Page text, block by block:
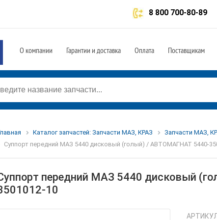
8 800 700-80-89
О компании Гарантии и доставка Оплата Поставщикам
Каталог запчастей: Запчасти МАЗ, КРАЗ
Запчасти МАЗ,
Суппорт передний МАЗ 5440 дисковый (голый) / АВТОМАГНАТ 5440-
передний МАЗ 5440 дисковый
10